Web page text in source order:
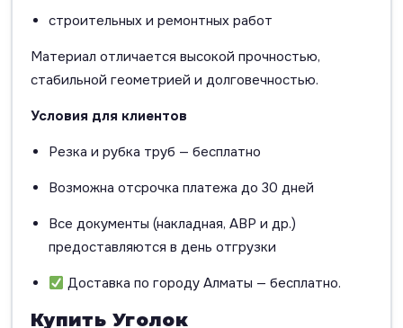
строительных и ремонтных работ
Материал отличается высокой прочностью,
стабильной геометрией и долговечностью.
Условия для клиентов
Резка и рубка труб — бесплатно
Возможна отсрочка платежа до 30 дней
Все документы (накладная, АВР и др.)
предоставляются в день отгрузки
Доставка по городу Алматы — бесплатно.
Купить Уголок